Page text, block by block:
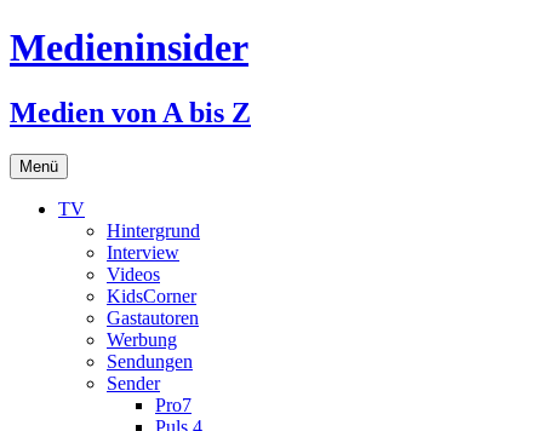
Medieninsider
Medien von A bis Z
Menü Zum
Inhalt
springen
TV
Hintergrund
Interview
Videos
KidsCorner
Gastautoren
Werbung
Sendungen
Sender
Pro7
Puls 4